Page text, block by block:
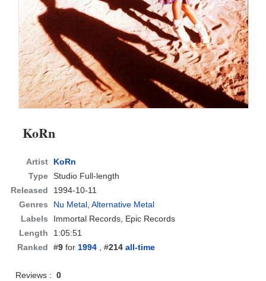
KoRn
Artist
KoRn
Type Studio Full-length
Released
1994-10-11
Genres
Nu Metal,Alternative Metal
Labels
Immortal Records, Epic Records
Length
1:05:51
Ranked
#9 for1994 , #214 all-time
Reviews :0